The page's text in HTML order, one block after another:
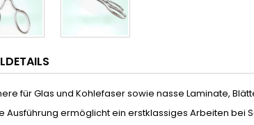
für Glas und Kohlefaser sowie nasse Laminate,
Ausführung ermöglicht ein erstklassiges Arbeiten bei